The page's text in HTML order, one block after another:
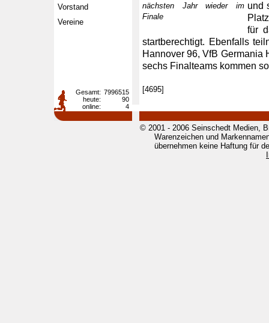
Vorstand
Vereine
nächsten Jahr wieder im
Finale
und
für
startberechtigt. Ebenfalls
Hannover 96, VfB Germania
sechs Finalteams kommen
[4695]
Gesamt: 7996515
heute:
90
online:
4
© 2001 - 2006 Seinschedt Medien,
Warenzeichen und
übernehmen keine Haftung für